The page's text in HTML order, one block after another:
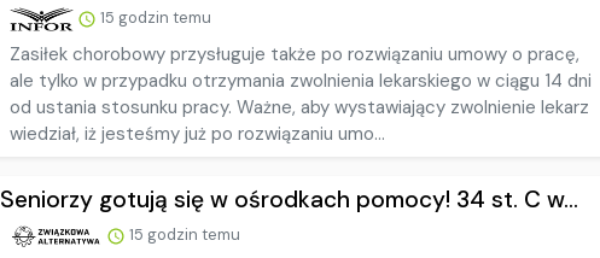
15 godzin temu
Zasiłek chorobowy przysługuje także po rozwiązaniu umowy o pracę,
ale tylko w przypadku otrzymania zwolnienia lekarskiego w ciągu 14 dni
od ustania stosunku pracy. Ważne, aby wystawiający zwolnienie lekarz
wiedział, iż jesteśmy już po rozwiązaniu umo...
Seniorzy gotują się w ośrodkach pomocy! 34 st. C w...
15 godzin temu